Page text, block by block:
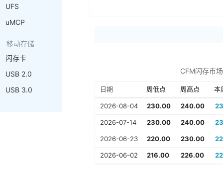
UFS
uMCP
移动存储
闪存卡
USB 2.0
USB 3.0
CFM闪存市
日期 周低点 周高点 本
2026-08-04 230.00 240.00
2026-07-14 230.00 240.00
2026-06-23 220.00 230.00
2026-06-02 216.00 226.00